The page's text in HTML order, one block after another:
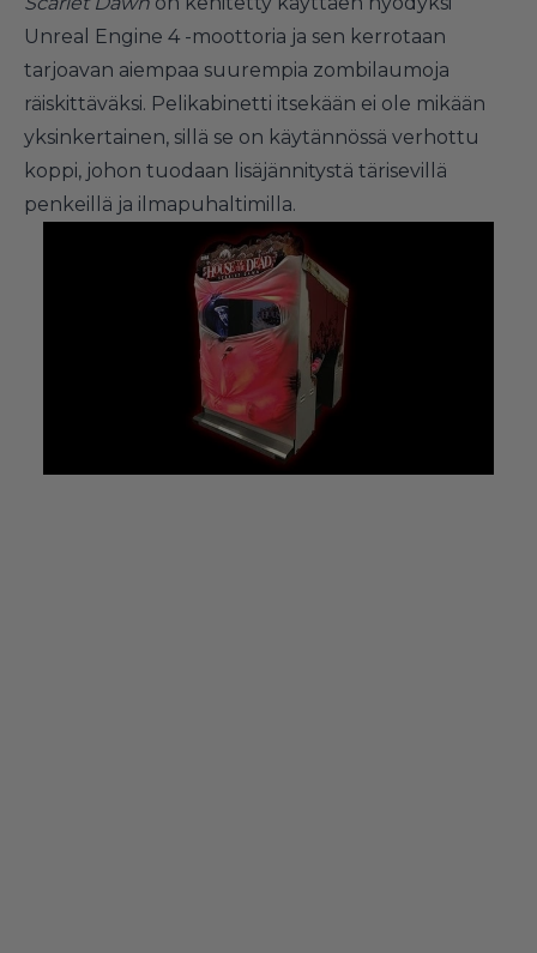
Unreal Engine 4 -moottoria ja sen kerrotaan
tarjoavan aiempaa suurempia zombilaumoja
räiskittäväksi. Pelikabinetti itsekään ei ole mikään
yksinkertainen, sillä se on käytännössä verhottu
koppi, johon tuodaan lisäjännitystä tärisevillä
penkeillä ja ilmapuhaltimilla.